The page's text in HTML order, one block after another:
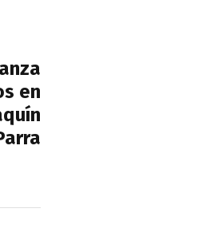
en